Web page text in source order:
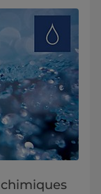
chimiques